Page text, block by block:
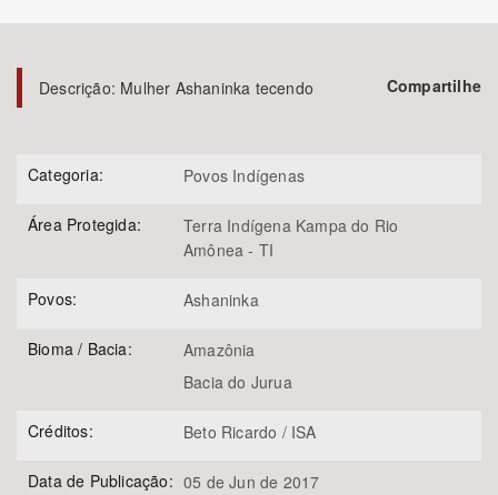
Tema
Subtema
Área de Levantamento
Descrição: Mulher Ashaninka tecendo Compartilhe
Categoria: Povos Indígenas
Área Protegida:
Terra Indígena Kampa do Rio
Amônea - TI
Povos: Ashaninka
Bioma / Bacia:
Amazônia
Bacia do Jurua
Créditos: Beto Ricardo / ISA
Data de Publicação: 05 de Jun de 2017